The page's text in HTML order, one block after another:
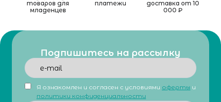
товаров для
младенцев
платежи
доставка от 10
000 ₽
Подпишитесь на рассылку
Я ознакомлен и согласен с условиями оферты и
политики конфиденциальности